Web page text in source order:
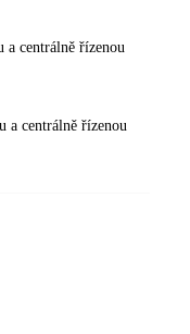
a centrálně řízenou
a centrálně řízenou